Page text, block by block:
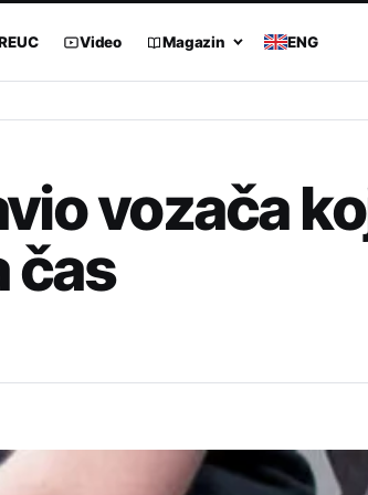
Video Magazin ENG
vozača
čas